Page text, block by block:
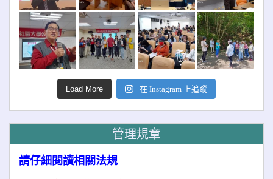
Load More 在 Instagram 上追蹤
管理規章
請仔細閱讀相關法規